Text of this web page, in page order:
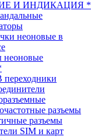
И ИНДИКАЦИЯ *
неоновые в
переходники
разъемы
разъемы
SIM и карт